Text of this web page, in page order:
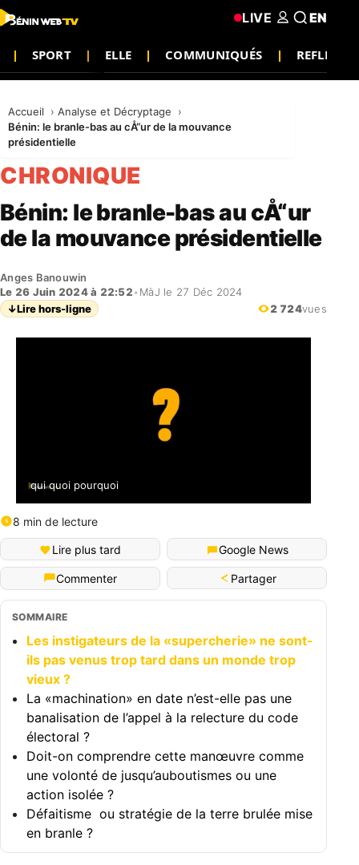
SPORT ELLE COMMUNIQUÉS
LIVE EN
Accueil
Analyse et Décryptage
Bénin: le branle-bas au cÅ“ur de la mouvance
présidentielle
CHRONIQUE
Bénin: le branle-bas au cÅ“ur
de la mouvance présidentielle
Anges Banouwin
Le 26 Juin 2024 à 22:52• MàJ le 27 Déc 2024
↓Lire hors-ligne 2 724vues
qui quoi pourquoi
8 min de lecture
Lire plus tard Google News
Commenter Partager
SOMMAIRE
Les instigateurs de la «supercherie» ne sont-
ils pas venus trop tard dans un monde trop
vieux ?
La «machination» en date n’est-elle pas une
banalisation de l’appel à la relecture du code
électoral ?
Doit-on comprendre cette manœuvre comme
une volonté de jusqu’auboutismes ou une
action isolée ?
Défaitisme ou stratégie de la terre brulée mise
en branle ?